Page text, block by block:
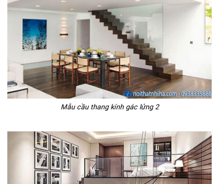
Mẫu cầu thang kính gác lửng 2